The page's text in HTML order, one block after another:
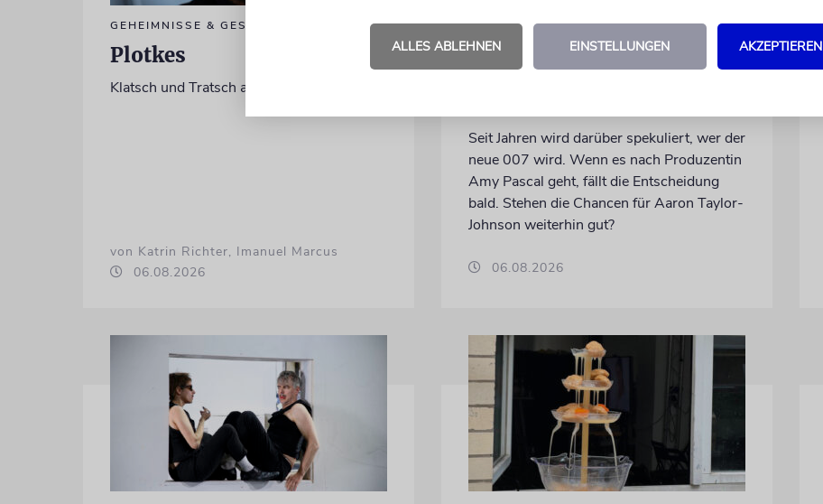
GEHEIMNISSE & GESTÄNDNISSE
Plotkes
Klatsch und Tratsch aus der jüdischen Welt
von Katrin Richter, Imanuel Marcus
06.08.2026
LONDON
Schwinden die Chancen auf
Seit Jahren wird darüber spekuliert, wer der
neue 007 wird. Wenn es nach Produzentin
Amy Pascal geht, fällt die Entscheidung
bald. Stehen die Chancen für Aaron Taylor-
Johnson weiterhin gut?
06.08.2026
ALLES ABLEHNEN EINSTELLUNGEN AKZEPTIEREN